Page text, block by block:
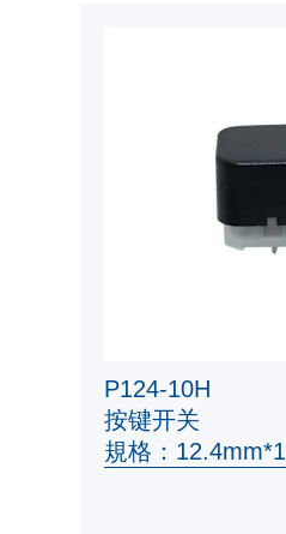
P124-10H
按键开关
規格：